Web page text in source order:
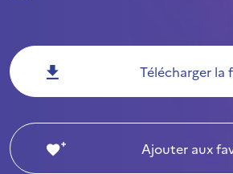
Télécharger la
Ajouter aux